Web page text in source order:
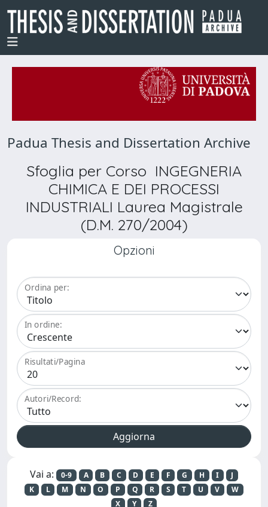
Padua Thesis and Dissertation Archive
Sfoglia per Corso INGEGNERIA
CHIMICA E DEI PROCESSI
INDUSTRIALI Laurea Magistrale
(D.M. 270/2004)
Opzioni
Ordina per:
In ordine:
Risultati/Pagina
Autori/Record:
Vai a: 0-9 A B C D E F G H I
J
K
L M N O P Q R S T U V
W
X
Y Z